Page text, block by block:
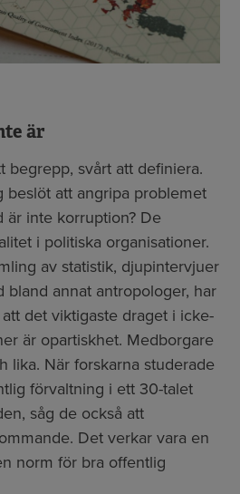
är
begrepp, svårt att definiera.
beslöt att angripa problemet
är inte korruption? De
i politiska organisationer.
av statistik, djupintervjuer
bland annat antropologer, har
det viktigaste draget i icke-
är opartiskhet. Medborgare
lika. När forskarna studerade
förvaltning i ett 30-talet
såg de också att
Det verkar vara en
norm för bra offentlig